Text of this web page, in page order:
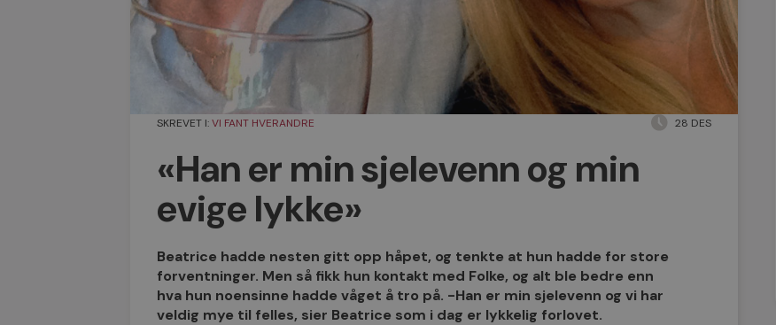
SKREVET I:VI FANT HVERANDRE 28 DES
«Han er min sjelevenn og min
evige lykke»
Beatrice hadde nesten gitt opp håpet, og tenkte at hun hadde for store
forventninger. Men så fikk hun kontakt med Folke, og alt ble bedre enn
hva hun noensinne hadde våget å tro på. -Han er min sjelevenn og vi har
veldig mye til felles, sier Beatrice som i dag er lykkelig forlovet.